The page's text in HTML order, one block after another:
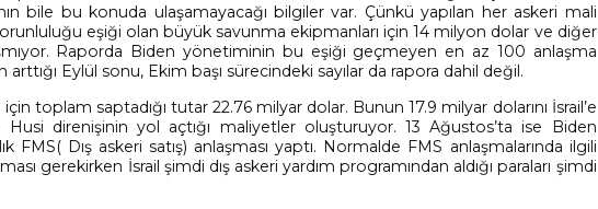
bile bu konuda ulaşamayacağı bilgiler var. Çünkü yapılan her askeri mali
eşiği olan büyük savunma ekipmanları için 14 milyon dolar ve diğer
Raporda Biden yönetiminin bu eşiği geçmeyen en az 100 anlaşma
Eylül sonu, Ekim başı sürecindeki sayılar da rapora dahil değil.
toplam saptadığı tutar 22.76 milyar dolar. Bunun 17.9 milyar dolarını İsrail’e
Husi direnişinin yol açtığı maliyetler oluşturuyor. 13 Ağustos’ta ise Biden
FMS( Dış askeri satış) anlaşması yaptı. Normalde FMS anlaşmalarında ilgili
gerekirken İsrail şimdi dış askeri yardım programından aldığı paraları şimdi